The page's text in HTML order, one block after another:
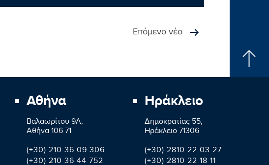
Επόμενο νέο
Αθήνα
Βαλαωρίτου 9A,
Aθήνα 106 71
(+30) 210 36 09 306
(+30) 210 36 44 752
Ηράκλειο
Δημοκρατίας 55,
Ηράκλειο 71306
(+30) 2810 22 03 27
(+30) 2810 22 18 11